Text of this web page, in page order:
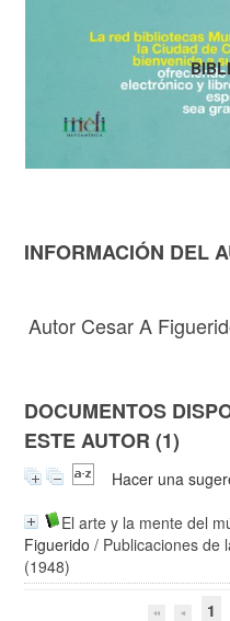
INFORMACIÓN DEL
Autor Cesar A
DOCUMENTOS
ESTE AUTOR (1)
Hacer una
El arte y la mente del
Figuerido / Publicaciones de
(1948)
1